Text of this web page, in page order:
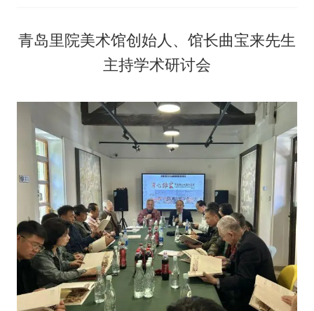
青岛里院美术馆创始人、馆长曲宝来先生
主持学术研讨会